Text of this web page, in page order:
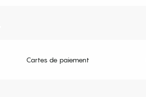
Cartes de paiement